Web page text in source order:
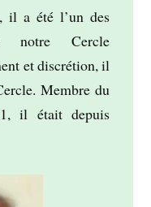
il a été l’un des
notre Cercle
et discrétion, il
Membre du
il était depuis